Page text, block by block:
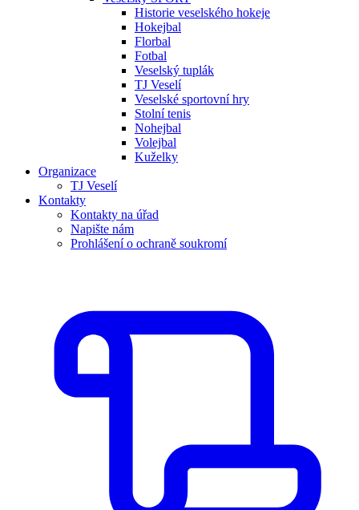
Historie veselského hokeje
Hokejbal
Florbal
Fotbal
Veselský tuplák
TJ Veselí
Veselské sportovní hry
Stolní tenis
Nohejbal
Volejbal
Kuželky
Organizace
TJ Veselí
Kontakty
Kontakty na úřad
Napište nám
Prohlášení o ochraně soukromí